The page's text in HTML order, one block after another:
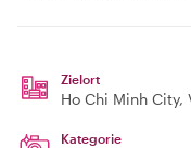
Zielort
Ho Chi Minh City,
Kategorie